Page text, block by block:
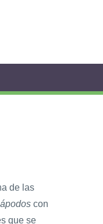
de las
con
que se